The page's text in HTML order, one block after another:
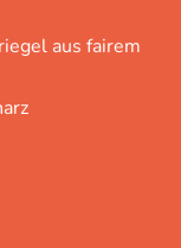
aus fairem